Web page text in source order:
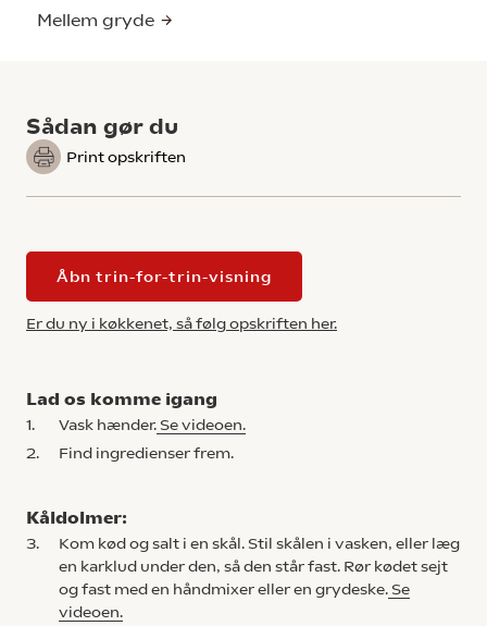
Mellem gryde
Sådan gør du
Print opskriften
Åbn trin-for-trin-visning
Er du ny i køkkenet, så følg opskriften her.
Lad os komme igang
1. Vask hænder. Se videoen.
2.
Find ingredienser frem.
Kåldolmer:
3.
Kom kød og salt i en skål. Stil skålen i vasken, eller læg
en karklud under den, så den står fast. Rør kødet sejt
og fast med en håndmixer eller en grydeske. Se
videoen.